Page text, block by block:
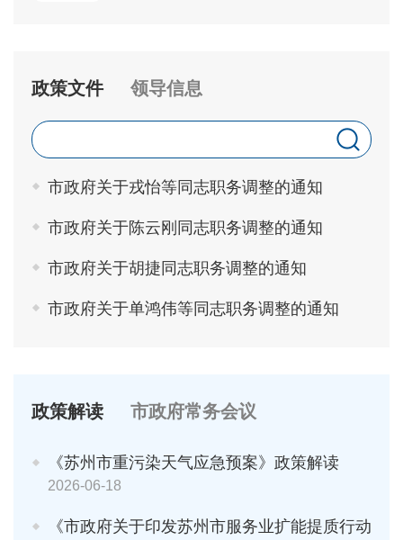
政策文件 领导信息
市政府关于戎怡等同志职务调整的通知
市政府关于陈云刚同志职务调整的通知
市政府关于胡捷同志职务调整的通知
市政府关于单鸿伟等同志职务调整的通知
政策解读 市政府常务会议
《苏州市重污染天气应急预案》政策解读
2026-06-18
《市政府关于印发苏州市服务业扩能提质行动